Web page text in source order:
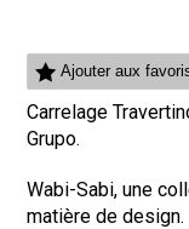
Ajouter aux
Carrelage
Grupo.
Wabi-Sabi, une
matière de design.